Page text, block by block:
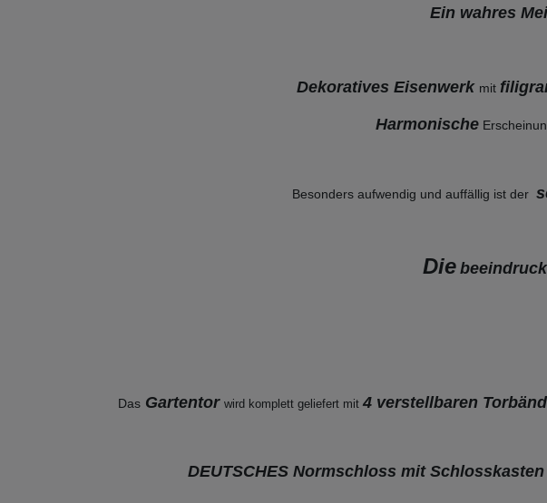
Ein wahres
Dekoratives Eisenwerk mit
Harmonische
Besonders aufwendig und auffällig ist der
Die
DasGartentor wird komplett geliefert mit 4 verstellbaren
DEUTSCHES Normschloss mit Schlosskasten